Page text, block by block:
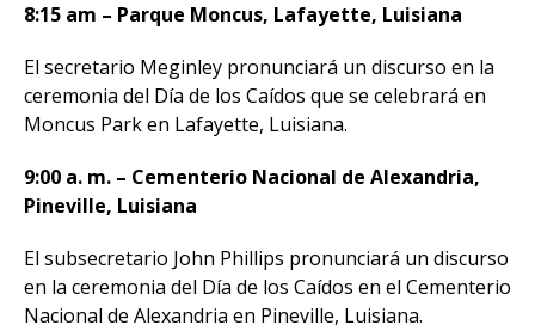
8:15 am – Parque Moncus, Lafayette, Luisiana
El secretario Meginley pronunciará un discurso en la
ceremonia del Día de los Caídos que se celebrará en
Moncus Park en Lafayette, Luisiana.
9:00 a. m. – Cementerio Nacional de Alexandria,
Pineville, Luisiana
El subsecretario John Phillips pronunciará un discurso
en la ceremonia del Día de los Caídos en el Cementerio
Nacional de Alexandria en Pineville, Luisiana.